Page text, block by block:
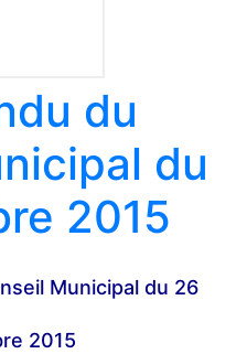
du
du
2015
Municipal du 26
2015